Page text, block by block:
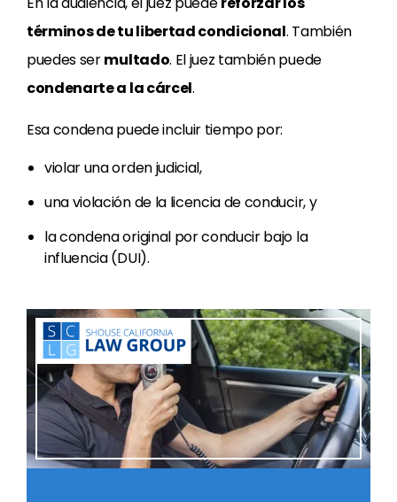
términos de tu libertad condicional. También
puedes sermultado. El juez también puede
condenarte a la cárcel.
Esa condena puede incluir tiempo por:
violar una orden judicial,
una violación de la licencia de conducir, y
la condena original por conducir bajo la
influencia (DUI).